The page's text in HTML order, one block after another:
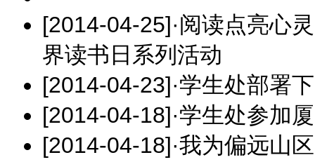
[2014-04-25]·阅读点亮心
界读书日系列活动
[2014-04-23]·学生处部署
[2014-04-18]·学生处参加
[2014-04-18]·我为偏远山